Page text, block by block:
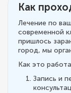
Как
Лечение по
современной
пришлось
город, мы
Как это
Запись и